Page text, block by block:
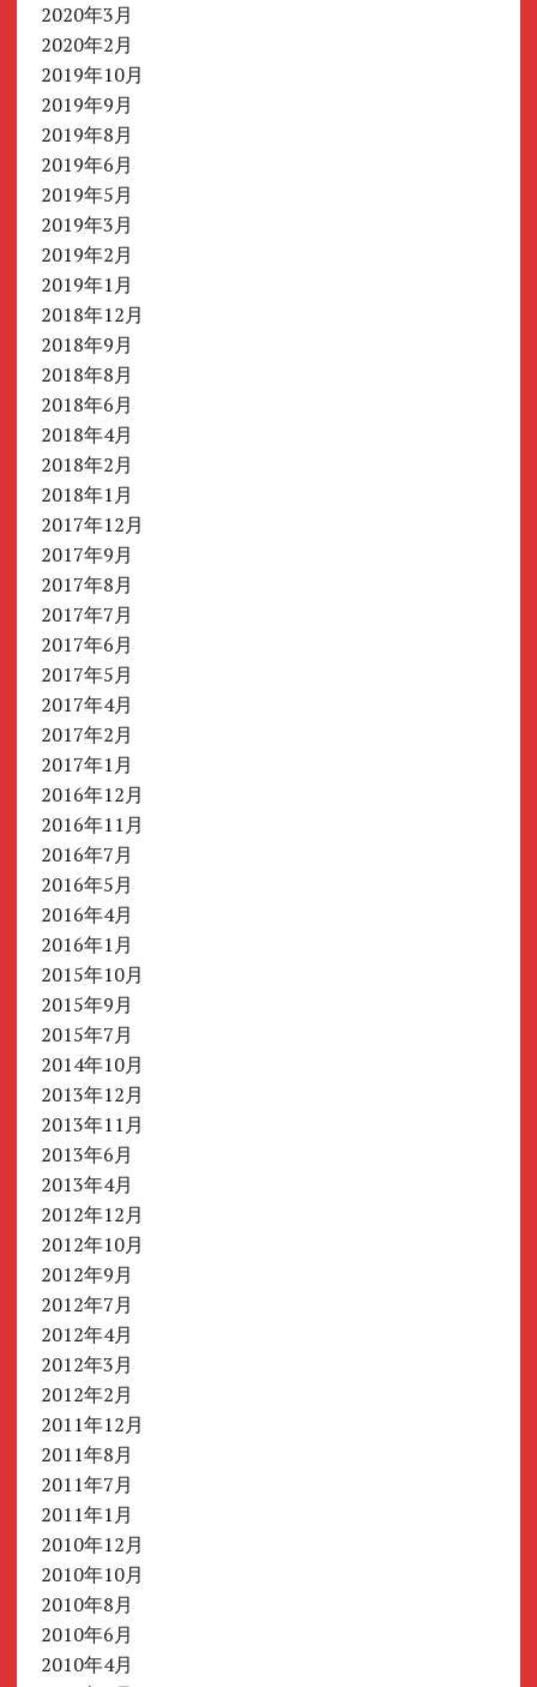
2020年3月
2020年2月
2019年10月
2019年9月
2019年8月
2019年6月
2019年5月
2019年3月
2019年2月
2019年1月
2018年12月
2018年9月
2018年8月
2018年6月
2018年4月
2018年2月
2018年1月
2017年12月
2017年9月
2017年8月
2017年7月
2017年6月
2017年5月
2017年4月
2017年2月
2017年1月
2016年12月
2016年11月
2016年7月
2016年5月
2016年4月
2016年1月
2015年10月
2015年9月
2015年7月
2014年10月
2013年12月
2013年11月
2013年6月
2013年4月
2012年12月
2012年10月
2012年9月
2012年7月
2012年4月
2012年3月
2012年2月
2011年12月
2011年8月
2011年7月
2011年1月
2010年12月
2010年10月
2010年8月
2010年6月
2010年4月